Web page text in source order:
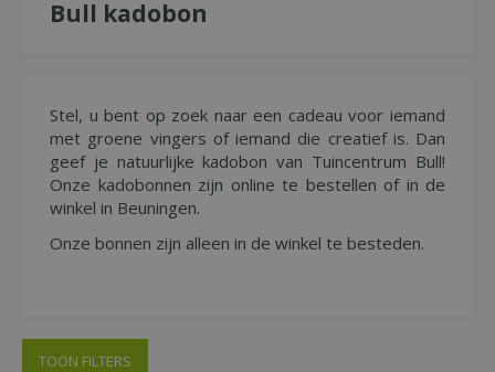
Bull kadobon
Stel, u bent op zoek naar een cadeau voor iemand
met groene vingers of iemand die creatief is. Dan
geef je natuurlijke kadobon van Tuincentrum Bull!
Onze kadobonnen zijn online te bestellen of in de
winkel in Beuningen.
Onze bonnen zijn alleen in de winkel te besteden.
TOON FILTERS